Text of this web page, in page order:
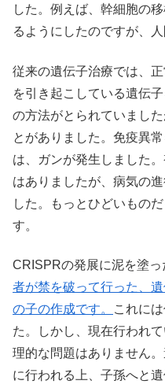
した。例えば、幹細胞の
るようにしたのですが、
従来の遺伝子治療では、
を引き起こしている遺伝
の方法がとられていまし
とがありました。免疫異
は、ガンが発生しました
はありましたが、病気の
した。もっとひどいもの
す。
CRISPRの発展に泥を塗っ
者が禁を破って行った、
の子の作成です。
これに
た。しかし、現在行われ
理的な問題はありません
に行われる上、子孫へと